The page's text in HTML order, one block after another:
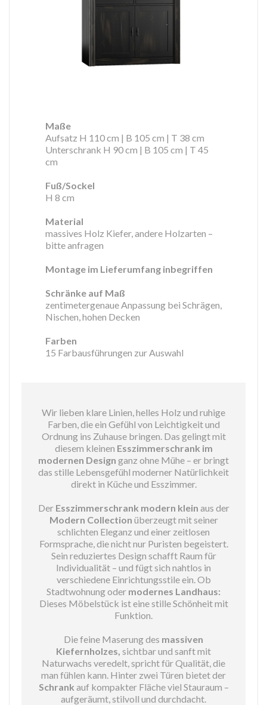
Maße
Aufsatz H 110 cm | B 105 cm | T 38 cm
Unterschrank H 90 cm | B 105 cm | T 45
cm
Fuß/Sockel
H 8 cm
Material
massives Holz Kiefer, andere Holzarten –
bitte anfragen
Montage im Lieferumfang inbegriffen
Schränke auf Maß
zentimetergenaue Anpassung bei Schrägen,
Nischen, hohen Decken
Farben
15 Farbausführungen zur Auswahl
Wir lieben klare Linien, helles Holz und ruhige
Farben, die ein Gefühl von Leichtigkeit und
Ordnung ins Zuhause bringen. Das gelingt mit
diesem kleinen Esszimmerschrank im
modernen Design ganz ohne Mühe – er bringt
das stille Lebensgefühl moderner Natürlichkeit
direkt in Küche und Esszimmer.
Der Esszimmerschrank modern klein aus der
Modern Collection überzeugt mit seiner
schlichten Eleganz und einer zeitlosen
Formsprache, die nicht nur Puristen begeistert.
Sein reduziertes Design schafft Raum für
Individualität – und fügt sich nahtlos in
verschiedene Einrichtungsstile ein. Ob
Stadtwohnung oder modernes Landhaus:
Dieses Möbelstück ist eine stille Schönheit mit
Funktion.
Die feine Maserung des massiven
Kiefernholzes, sichtbar und sanft mit
Naturwachs veredelt, spricht für Qualität, die
man fühlen kann. Hinter zwei Türen bietet der
Schrank auf kompakter Fläche viel Stauraum –
aufgeräumt, stilvoll und durchdacht.